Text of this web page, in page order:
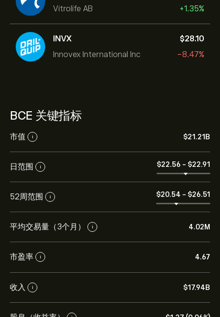
Vitrolife AB
+1.35%
INVX
Innovex International Inc
‎$‎28.10
-8.47%
BCE 关键指标
市值 i ‎$‎21.21B
日范围 i ‎$‎22.56 - ‎$‎22.91
52周范围 i ‎$‎20.54 - ‎$‎26.51
平均交易量（3个月） i 4.02M
市盈率 i 4.67
收入 i ‎$‎17.94B